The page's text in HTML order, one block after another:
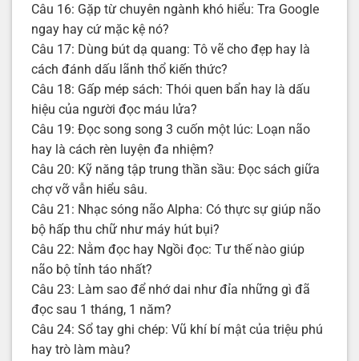
Câu 16: Gặp từ chuyên ngành khó hiểu: Tra Google
ngay hay cứ mặc kệ nó?
Câu 17: Dùng bút dạ quang: Tô vẽ cho đẹp hay là
cách đánh dấu lãnh thổ kiến thức?
Câu 18: Gấp mép sách: Thói quen bẩn hay là dấu
hiệu của người đọc máu lửa?
Câu 19: Đọc song song 3 cuốn một lúc: Loạn não
hay là cách rèn luyện đa nhiệm?
Câu 20: Kỹ năng tập trung thần sầu: Đọc sách giữa
chợ vỡ vẫn hiểu sâu.
Câu 21: Nhạc sóng não Alpha: Có thực sự giúp não
bộ hấp thu chữ như máy hút bụi?
Câu 22: Nằm đọc hay Ngồi đọc: Tư thế nào giúp
não bộ tỉnh táo nhất?
Câu 23: Làm sao để nhớ dai như đỉa những gì đã
đọc sau 1 tháng, 1 năm?
Câu 24: Sổ tay ghi chép: Vũ khí bí mật của triệu phú
hay trò làm màu?